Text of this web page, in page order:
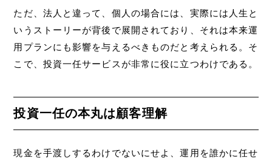
ただ、法人と違って、個人の場合には、実際には人生と
いうストーリーが背後で展開されており、それは本来運
用プランにも影響を与えるべきものだと考えられる。そ
こで、投資一任サービスが非常に役に立つわけである。
投資一任の本丸は顧客理解
現金を手渡しするわけでないにせよ、運用を誰かに任せ